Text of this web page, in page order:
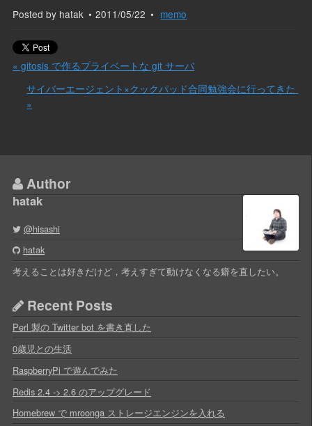
Posted by hatak 2011/05/22 memo
« gitosis で作るプライベートな git サーバ
サイバーエージェント×クックパッド合同勉強会に行ってきた
»
Author
hatak
@hisashi
hatak
考えることは好きだけど，考えすぎて動けなくなる癖を直したい。
Recent Posts
Perl 製の Twitter bot を書き直した
0歳児との生活
RaspberryPi で遊んでみた
Redis 2.4 -> 2.6 のアップグレード
Homebrew で mroonga ストレージエンジンを入れる